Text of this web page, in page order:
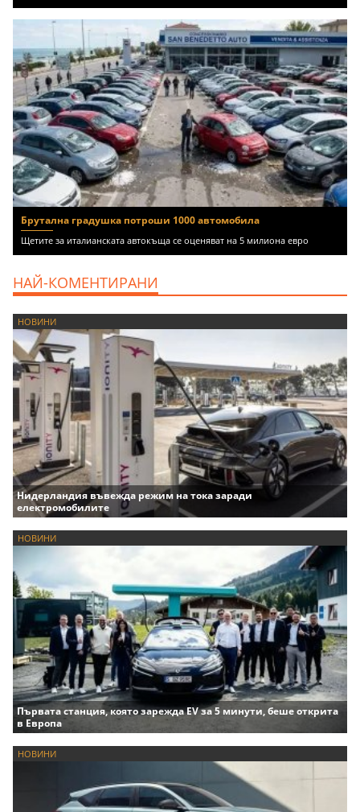
Брутална градушка потроши 1000 автомобила
Щетите за италианската автокъща се оценяват на 5 милиона евро
НАЙ-КОМЕНТИРАНИ
НОВИНИ
Нидерландия въвежда режим на тока заради
електромобилите
НОВИНИ
Първата станция, която зарежда EV за 5 минути, беше открита
в Европа
НОВИНИ